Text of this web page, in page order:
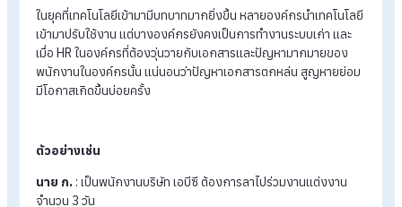
Blog เอกสาร HR ตกหล่น ทำยังไงดี? โปรแกรมบริหารงานบุคคลช่วย
การทำงานวันหนึ่งของ HR นั้น มีเอกสารเข้ามามากมาย ปัญหา
เอกสารตกหล่นและสูญหายจึงมีมากด้วยเช่นกัน โปรแกรมบริหาร
บุคคล สามารถยื่น-อนุมัติเอกสารออนไลน์ได้ และเก็บไว้ในฐานข้อมู
งานเอกสาร HR ตกหล่นอย่างไรบ้าง